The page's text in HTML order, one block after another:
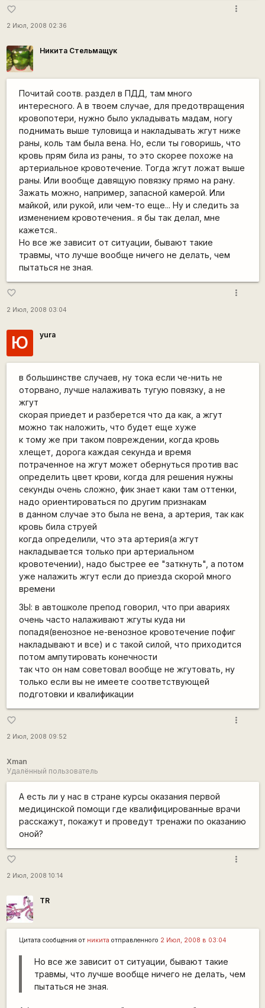
favorite_border
2 Июл, 2008 02:36
more_vert
Никита Стельмащук
Почитай соотв. раздел в ПДД, там много
интересного. А в твоем случае, для предотвращения
кровопотери, нужно было укладывать мадам, ногу
поднимать выше туловища и накладывать жгут ниже
раны, коль там была вена. Но, если ты говоришь, что
кровь прям била из раны, то это скорее похоже на
артериальное кровотечение. Тогда жгут ложат выше
раны. Или вообще давящую повязку прямо на рану.
Зажать можно, например, запасной камерой. Или
майкой, или рукой, или чем-то еще... Ну и следить за
изменением кровотечения.. я бы так делал, мне
кажется..
Но все же зависит от ситуации, бывают такие
травмы, что лучше вообще ничего не делать, чем
пытаться не зная.
favorite_border
2 Июл, 2008 03:04
more_vert
Ю yura
в большинстве случаев, ну тока если че-нить не
оторвано, лучше налаживать тугую повязку, а не
жгут
скорая приедет и разберется что да как, а жгут
можно так наложить, что будет еще хуже
к тому же при таком повреждении, когда кровь
хлещет, дорога каждая секунда и время
потраченное на жгут может обернуться против вас
определить цвет крови, когда для решения нужны
секунды очень сложно, фик знает каки там оттенки,
надо ориентироваться по другим признакам
в данном случае это была не вена, а артерия, так как
кровь била струей
когда определили, что эта артерия(а жгут
накладывается только при артериальном
кровотечении), надо быстрее ее "заткнуть", а потом
уже налажить жгут если до приезда скорой много
времени
ЗЫ: в автошколе препод говорил, что при авариях
очень часто налаживают жгуты куда ни
попадя(венозное не-венозное кровотечение пофиг
накладывают и все) и с такой силой, что приходится
потом ампутировать конечности
так что он нам советовал вообще не жгутовать, ну
только если вы не имеете соответствующей
подготовки и квалификации
favorite_border
2 Июл, 2008 09:52
more_vert
Xman
Удалённый пользователь
А есть ли у нас в стране курсы оказания первой
медицинской помощи где квалифицированные врачи
расскажут, покажут и проведут тренажи по оказанию
оной?
favorite_border
2 Июл, 2008 10:14
more_vert
TR
Цитата сообщения от никита отправленного 2 Июл, 2008 в 03:04
Но все же зависит от ситуации, бывают такие
травмы, что лучше вообще ничего не делать, чем
пытаться не зная.